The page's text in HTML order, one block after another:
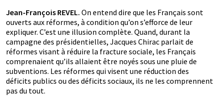
Jean-François REVEL. On entend dire que les Français sont
ouverts aux réformes, à condition qu’on s’efforce de leur
expliquer. C’est une illusion complète. Quand, durant la
campagne des présidentielles, Jacques Chirac parlait de
réformes visant à réduire la fracture sociale, les Français
comprenaient qu’ils allaient être noyés sous une pluie de
subventions. Les réformes qui visent une réduction des
déficits publics ou des déficits sociaux, ils ne les comprennent
pas du tout.